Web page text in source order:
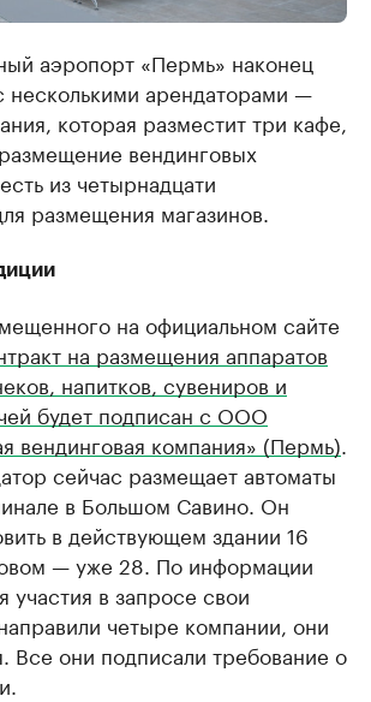
аэропорт «Пермь» наконец
несколькими арендаторами —
которая разместит три кафе,
вендинговых
из четырнадцати
размещения магазинов.
на официальном сайте
на размещения аппаратов
напитков, сувениров и
будет подписан с ООО
вендинговая компания» (Пермь)
сейчас размещает автоматы
в Большом Савино. Он
в действующем здании 16
— уже 28. По информации
участия в запросе свои
четыре компании, они
Все они подписали требование о